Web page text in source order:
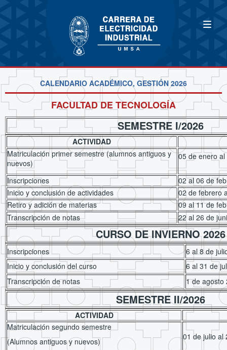
CALENDARIO ACADÉMICO, GESTIÓN 2026
FACULTAD DE TECNOLOGÍA
SEMESTRE I/2026
ACTIVIDAD
Matriculación primer semestre (alumnos antiguos y
nuevos)
05 de
Inscripciones
02 al 06 de
Inicio y conclusión de actividades
02 de febrero
Retiro y adición de materias
09 al 11 de
Transcripción de notas
22 al 26 de
CURSO DE INVIERNO 2026
Inscripciones
6 al 8 de
Inicio y conclusión del curso
6 al 31 de
Transcripción de notas
1 de agosto
SEMESTRE II/2026
ACTIVIDAD
Matriculación segundo semestre
(Alumnos antiguos y nuevos)
01 de julio al